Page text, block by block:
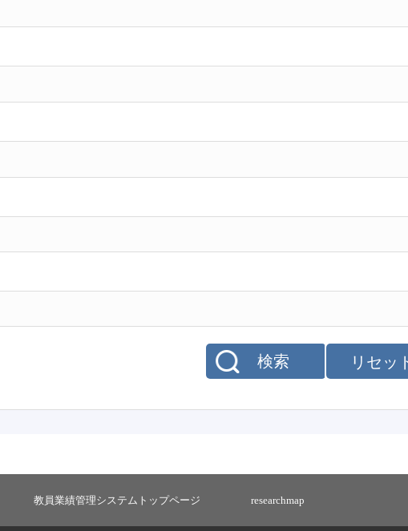
リセッ
検索
教員業績管理システムトップページ researchmap